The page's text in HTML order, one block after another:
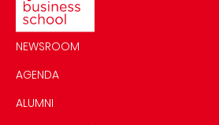
NEWSROOM
AGENDA
ALUMNI